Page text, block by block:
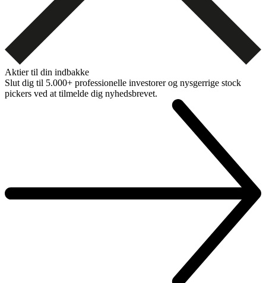
Aktier til din indbakke
Slut dig til 5.000+ professionelle investorer og nysgerrige stock
pickers ved at tilmelde dig nyhedsbrevet.